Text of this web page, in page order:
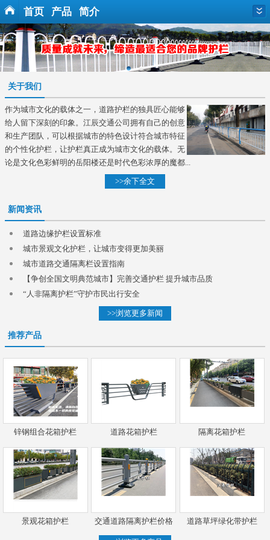
首页 产品 简介
关于我们
作为城市文化的载体之一，道路护栏的独具匠心能够
给人留下深刻的印象。江辰交通公司拥有自己的创意
和生产团队，可以根据城市的特色设计符合城市特征
的个性化护栏，让护栏真正成为城市文化的载体。无
论是文化色彩鲜明的岳阳楼还是时代色彩浓厚的魔都...
>>余下全文
新闻资讯
道路边缘护栏设置标准
城市景观文化护栏，让城市变得更加美丽
城市道路交通隔离栏设置指南
【争创全国文明典范城市】完善交通护栏 提升城市品质
“人非隔离护栏”守护市民出行安全
>>浏览更多新闻
推荐产品
锌钢组合花箱护栏 道路花箱护栏 隔离花箱护栏
景观花箱护栏 交通道路隔离护栏价格 道路草坪绿化带护栏